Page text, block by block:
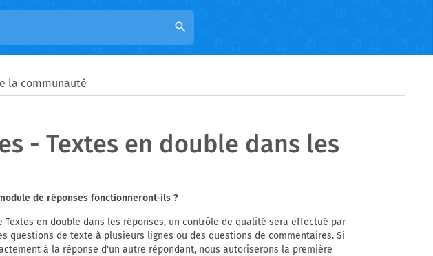
search
la communauté
- Textes en double dans les
de réponses fonctionneront-ils ?
Textes en double dans les réponses, un contrôle de qualité sera effectué par
questions de texte à plusieurs lignes ou des questions de commentaires. Si
à la réponse d'un autre répondant, nous autoriserons la première